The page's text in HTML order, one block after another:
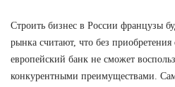
Строить бизнес в России французы
рынка считают, что без приобретения
европейский банк не сможет
конкурентными преимуществами.